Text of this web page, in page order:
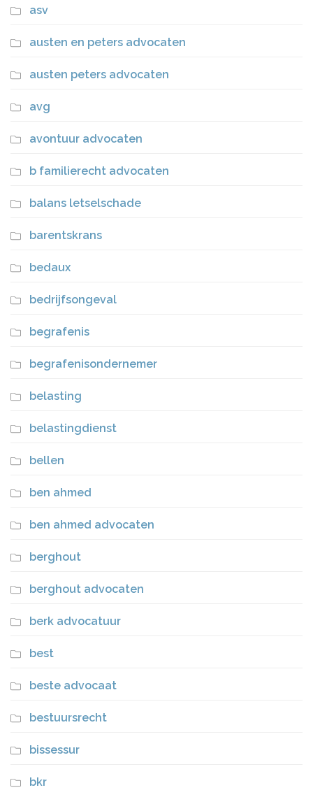
asv
austen en peters advocaten
austen peters advocaten
avg
avontuur advocaten
b familierecht advocaten
balans letselschade
barentskrans
bedaux
bedrijfsongeval
begrafenis
begrafenisondernemer
belasting
belastingdienst
bellen
ben ahmed
ben ahmed advocaten
berghout
berghout advocaten
berk advocatuur
best
beste advocaat
bestuursrecht
bissessur
bkr